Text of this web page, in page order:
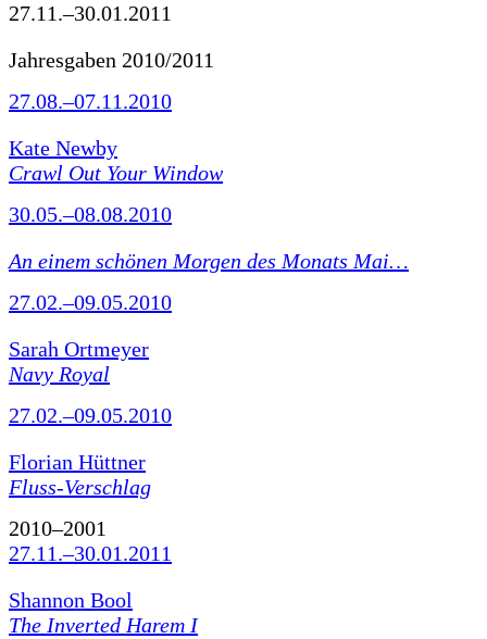
27.11.–30.01.2011
Jahresgaben 2010/2011
27.08.–07.11.2010
Kate Newby
Crawl Out Your Window
30.05.–08.08.2010
An einem schönen Morgen des Monats Mai…
27.02.–09.05.2010
Sarah Ortmeyer
Navy Royal
27.02.–09.05.2010
Florian Hüttner
Fluss-Verschlag
2010–2001
27.11.–30.01.2011
Shannon Bool
The Inverted Harem I